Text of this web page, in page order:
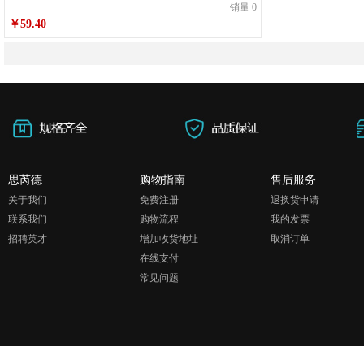
销量 0
￥59.40
思芮德
关于我们
联系我们
招聘英才
购物指南
免费注册
购物流程
增加收货地址
在线支付
常见问题
售后服务
退换货申请
我的发票
取消订单